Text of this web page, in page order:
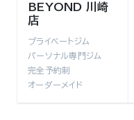
BEYOND 川崎
店
プライベートジム
パーソナル専門ジム
完全予約制
オーダーメイド